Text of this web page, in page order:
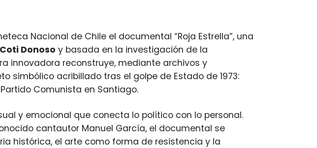
Nacional de Chile el documental “Roja Estrella”, una
Coti Donoso y basada en la investigación de la
innovadora reconstruye, mediante archivos y
simbólico acribillado tras el golpe de Estado de 1973:
Comunista en Santiago.
y emocional que conecta lo político con lo personal.
cantautor Manuel García, el documental se
histórica, el arte como forma de resistencia y la